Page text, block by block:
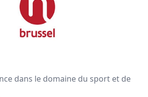
dans le domaine du sport et de